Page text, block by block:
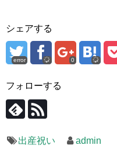
シェアする
error 0
フォローする
出産祝い admin